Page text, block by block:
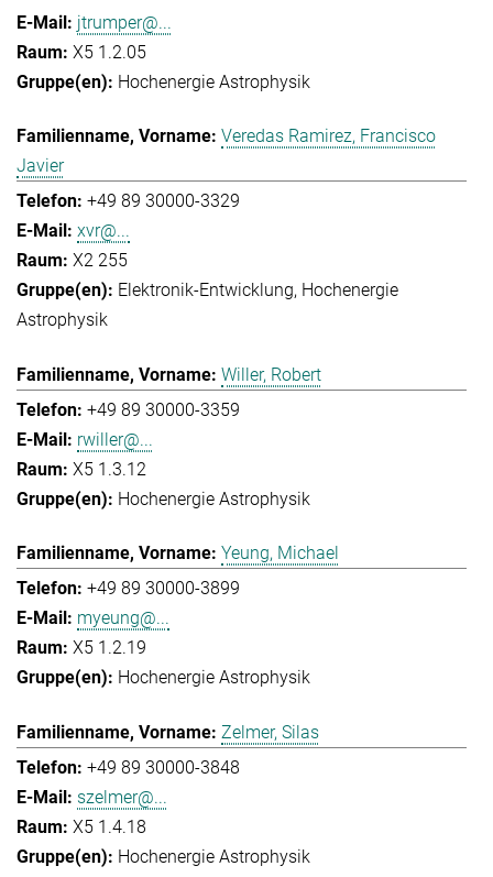
jtrumper@...
X5 1.2.05
Hochenergie Astrophysik
Veredas Ramirez, Francisco
Javier
+49 89 30000-3329
xvr@...
X2 255
Elektronik-Entwicklung Hochenergie
Astrophysik
Willer, Robert
+49 89 30000-3359
rwiller@...
X5 1.3.12
Hochenergie Astrophysik
Yeung, Michael
+49 89 30000-3899
myeung@...
X5 1.2.19
Hochenergie Astrophysik
Zelmer, Silas
+49 89 30000-3848
szelmer@...
X5 1.4.18
Hochenergie Astrophysik